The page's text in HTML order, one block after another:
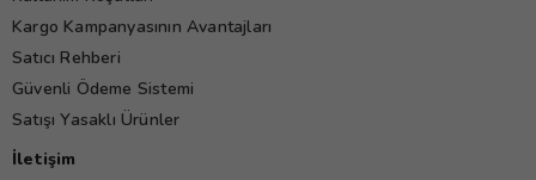
Kargo Kampanyasının Avantajları
Satıcı Rehberi
Güvenli Ödeme Sistemi
Satışı Yasaklı Ürünler
İletişim